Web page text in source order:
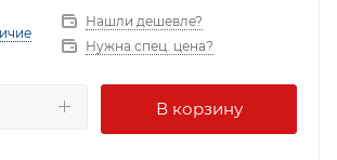
Нашли дешевле?
Нужна спец. цена?
В корзину